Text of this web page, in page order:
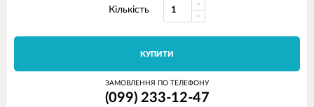
Кількість
КУПИТИ
ЗАМОВЛЕННЯ ПО ТЕЛЕФОНУ
(099) 233-12-47